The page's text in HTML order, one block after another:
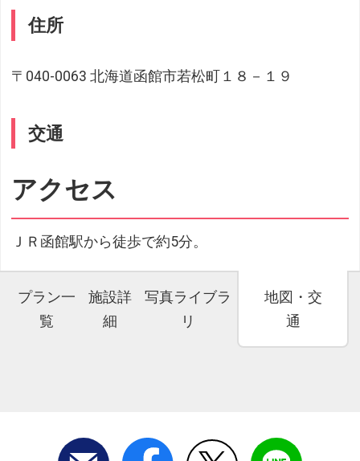
住所
〒040-0063 北海道函館市若松町１８－１９
交通
アクセス
ＪＲ函館駅から徒歩で約5分。
プラン一
覧
施設詳
細
写真ライブラ
リ
地図・交
通